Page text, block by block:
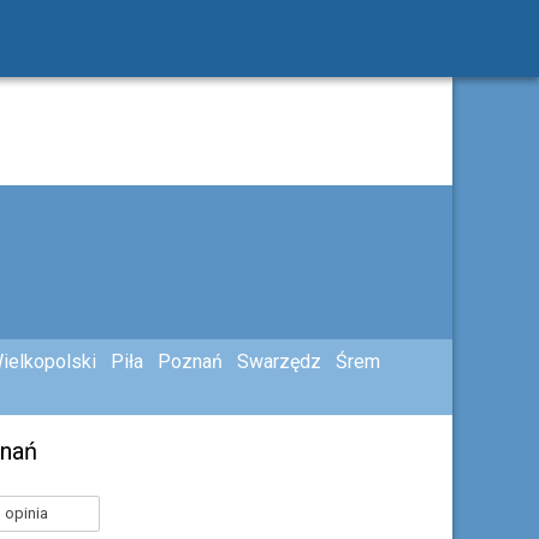
Piła Poznań Swarzędz Śrem
opinia